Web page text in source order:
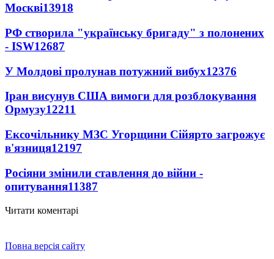
Москві13918
РФ створила "українську бригаду" з полонених
- ISW12687
У Молдові пролунав потужний вибух12376
Іран висунув США вимоги для розблокування
Ормузу12211
Ексочільнику МЗС Угорщини Сійярто загрожує
в'язниця12197
Росіяни змінили ставлення до війни -
опитування11387
Читати коментарі
Повна версія сайту